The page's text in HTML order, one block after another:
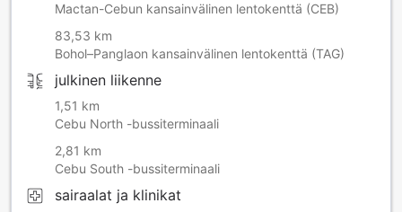
Mactan-Cebun kansainvälinen lentokenttä (CEB)
83,53 km
Bohol–Panglaon kansainvälinen lentokenttä (TAG)
julkinen liikenne
1,51 km
Cebu North -bussiterminaali
2,81 km
Cebu South -bussiterminaali
sairaalat ja klinikat